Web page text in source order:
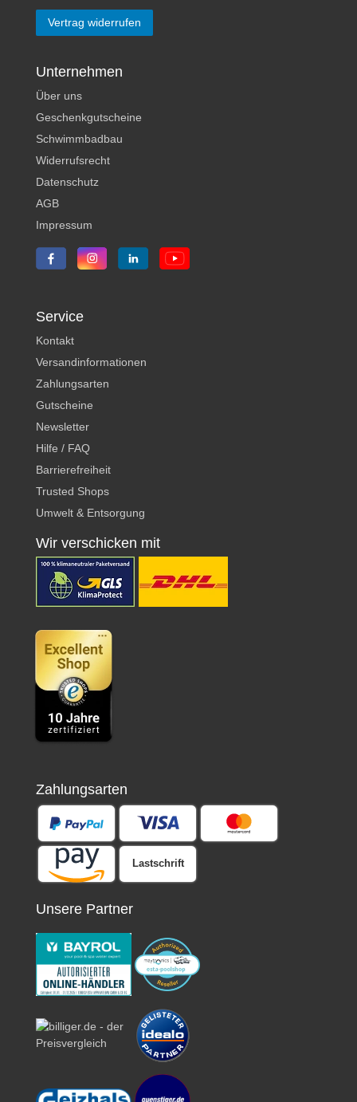
Vertrag widerrufen
Unternehmen
Über uns
Geschenkgutscheine
Schwimmbadbau
Widerrufsrecht
Datenschutz
AGB
Impressum
Service
Kontakt
Versandinformationen
Zahlungsarten
Gutscheine
Newsletter
Hilfe / FAQ
Barrierefreiheit
Trusted Shops
Umwelt & Entsorgung
Wir verschicken mit
Zahlungsarten
Lastschrift
Unsere Partner